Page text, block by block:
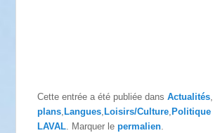
Cette entrée a été publiée dansActualités,
plans, Langues, Loisirs/Culture, Politique
LAVAL. Marquer lepermalien.